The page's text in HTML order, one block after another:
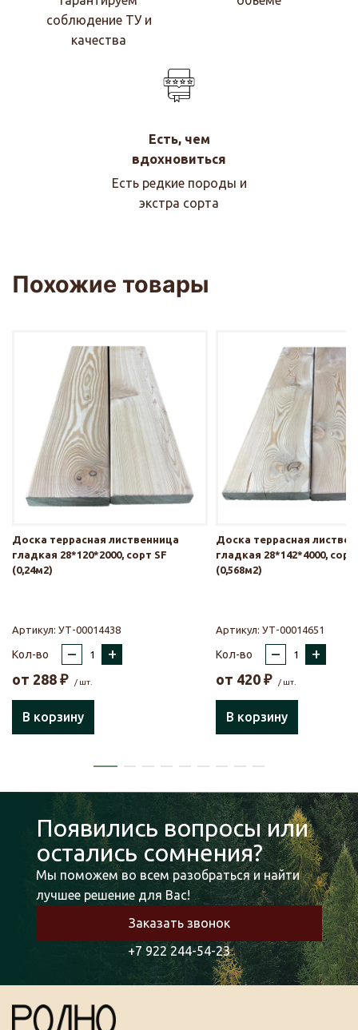
соблюдение ТУ и
качества
Есть, чем
вдохновиться
Есть редкие породы и
экстра сорта
Похожие товары
Доска террасная лиственница
гладкая 28*120*2000, сорт SF
(0,24м2)
Артикул: УТ-00014438
Кол-во – +
от 288 ₽ / шт.
В корзину
Доска террасная
гладкая 28*142*4000,
(0,568м2)
Артикул: УТ-00014651
Кол-во – +
от 420 ₽ / шт.
В корзину
Появились вопросы или
остались сомнения?
Мы поможем во всем разобраться и найти
лучшее решение для Вас!
Заказать звонок
+7 922 244-54-23